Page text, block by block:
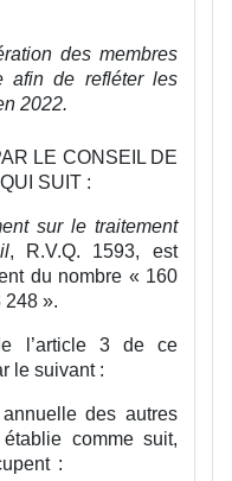
des membres
afin de refléter les
2022.
LE CONSEIL DE
SUIT :
sur le traitement
, R.V.Q. 1593, est
du nombre « 160
248 ».
l’article 3 de ce
le suivant :
des autres
comme suit,
: